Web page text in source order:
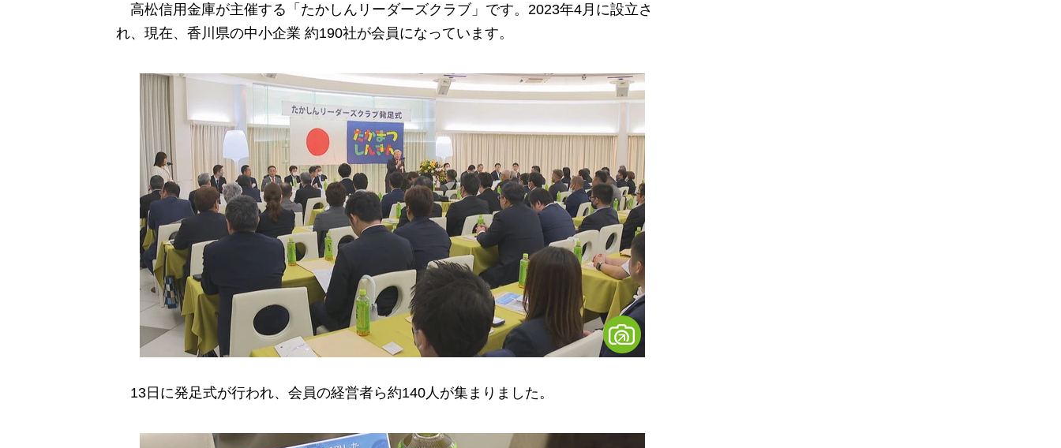
高松信用金庫が主催する「たかしんリーダーズクラブ」です。2023年4月に設立さ
れ、現在、香川県の中小企業 約190社が会員になっています。
13日に発足式が行われ、会員の経営者ら約140人が集まりました。